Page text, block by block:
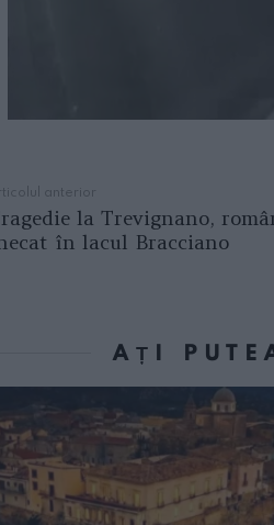
anterior
la Trevignano,
în lacul Bracciano
AȚI